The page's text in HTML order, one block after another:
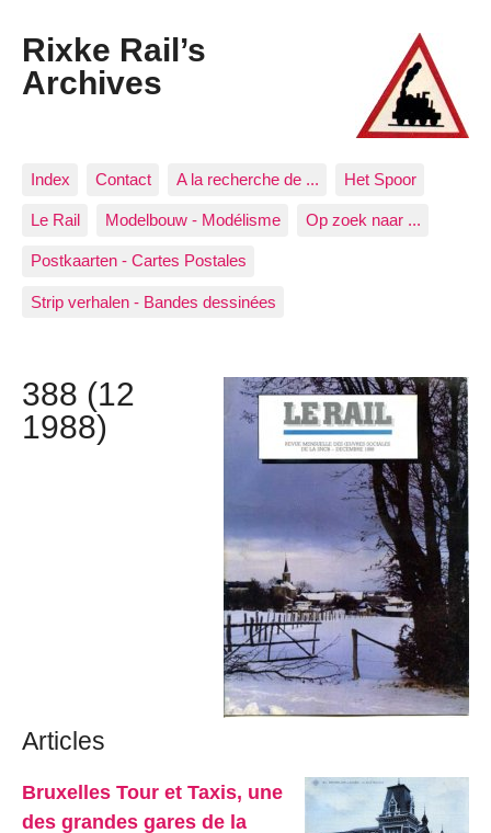
Rixke Rail’s
Archives
Index Contact A la recherche de ... Het Spoor
Le Rail Modelbouw - Modélisme Op zoek naar ...
Postkaarten - Cartes Postales
Strip verhalen - Bandes dessinées
388 (12
1988)
Articles
Bruxelles Tour et Taxis, une
des grandes gares de la